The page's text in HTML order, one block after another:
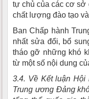
tự chủ của các cơ sở
chất lượng đào tạo
Ban Chấp hành
nhất sửa đổi, bổ
tháo gỡ những khó
từ một số nội dung
3.4. Về Kết luận
Trung ương Đảng